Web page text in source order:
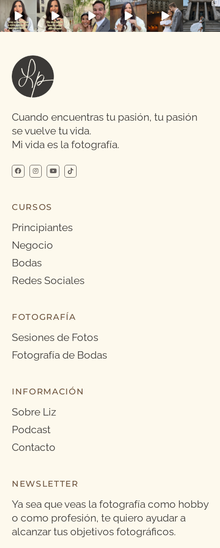
Cuando encuentras tu pasión, tu pasión
se vuelve tu vida.
Mi vida es la fotografía.
CURSOS
Principiantes
Negocio
Bodas
Redes Sociales
FOTOGRAFÍA
Sesiones de Fotos
Fotografía de Bodas
INFORMACIÓN
Sobre Liz
Podcast
Contacto
NEWSLETTER
Ya sea que veas la fotografía como hobby
o como profesión, te quiero ayudar a
alcanzar tus objetivos fotográficos.